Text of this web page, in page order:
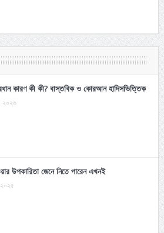
কারণ কী কী? বাস্তবিক ও কোরআন হাদিসভিত্তিক
২০২৬
উপকারিতা জেনে নিতে পারেন এখনই